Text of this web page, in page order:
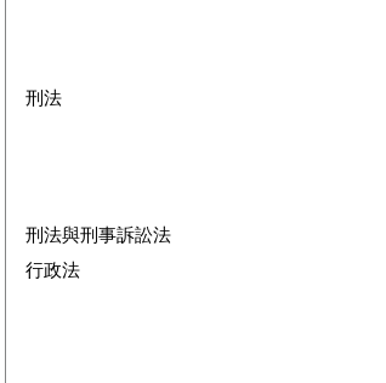
刑法
刑法與刑事訴訟法
行政法